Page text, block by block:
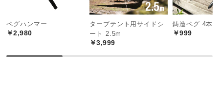
つ
い
あたたかい季節に使いやすいシュラフ
快適温度12℃のシュラフ。比較的気温が高く、夜間
でも冷え込みの少ない季節に使いやすい仕様です。
ペグハンマー
￥2,980
タープテント用サイドシ
ート 2.5m
￥3,999
鋳造ペグ 4本
￥999